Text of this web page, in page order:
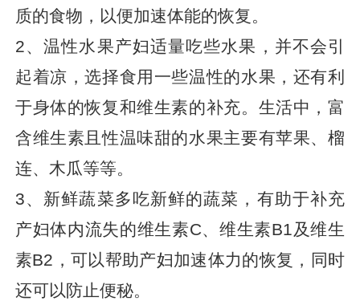
质的食物，以便加速体能的恢复。
2、温性水果产妇适量吃些水果，并不会引
起着凉，选择食用一些温性的水果，还有利
于身体的恢复和维生素的补充。生活中，富
含维生素且性温味甜的水果主要有苹果、榴
连、木瓜等等。
3、新鲜蔬菜多吃新鲜的蔬菜，有助于补充
产妇体内流失的维生素C、维生素B1及维生
素B2，可以帮助产妇加速体力的恢复，同时
还可以防止便秘。